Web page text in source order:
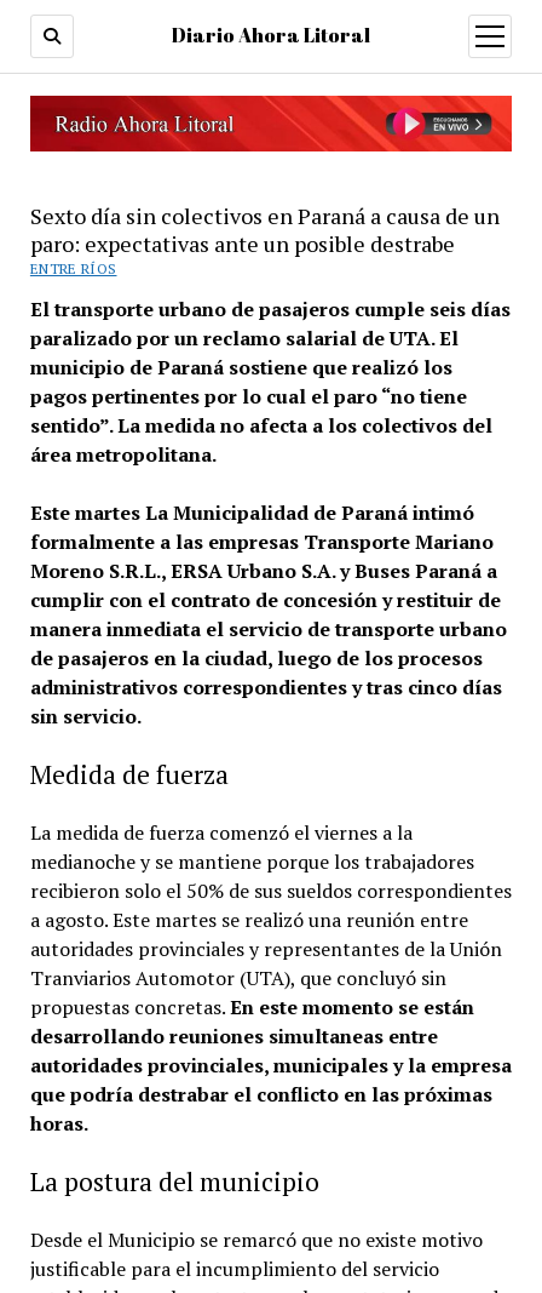
Diario Ahora Litoral
open
menu
Sexto día sin colectivos en Paraná a causa de un
paro: expectativas ante un posible destrabe
ENTRE RÍOS
El transporte urbano de pasajeros cumple seis días
paralizado por un reclamo salarial de UTA. El
municipio de Paraná sostiene que realizó los
pagos pertinentes por lo cual el paro “no tiene
sentido”. La medida no afecta a los colectivos del
área metropolitana.
Este martes La Municipalidad de Paraná intimó
formalmente a las empresas Transporte Mariano
Moreno S.R.L., ERSA Urbano S.A. y Buses Paraná a
cumplir con el contrato de concesión y restituir de
manera inmediata el servicio de transporte urbano
de pasajeros en la ciudad, luego de los procesos
administrativos correspondientes y tras cinco días
sin servicio.
Medida de fuerza
La medida de fuerza comenzó el viernes a la
medianoche y se mantiene porque los trabajadores
recibieron solo el 50% de sus sueldos correspondientes
a agosto. Este martes se realizó una reunión entre
autoridades provinciales y representantes de la Unión
Tranviarios Automotor (UTA), que concluyó sin
propuestas concretas.En este momento se están
desarrollando reuniones simultaneas entre
autoridades provinciales, municipales y la empresa
que podría destrabar el conflicto en las próximas
horas.
La postura del municipio
Desde el Municipio se remarcó que no existe motivo
justificable para el incumplimiento del servicio